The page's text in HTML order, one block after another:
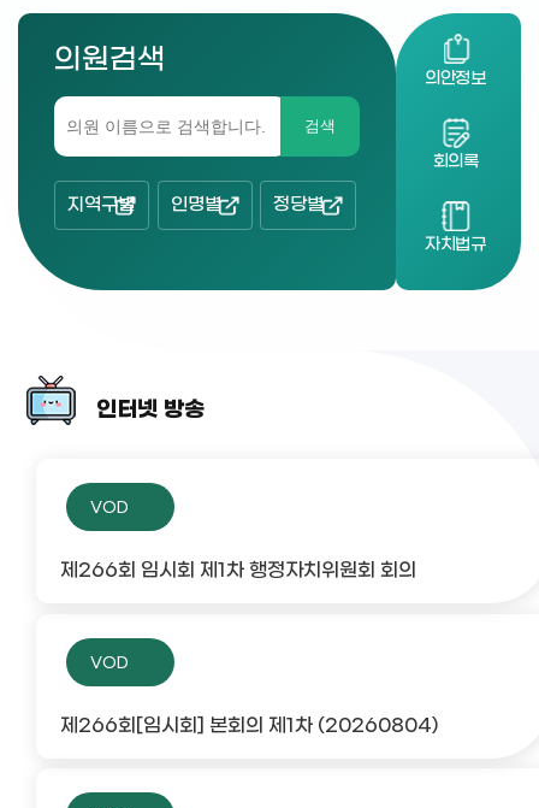
의원검색
검색
지역구별 인명별 정당별
의안정보
회의록
자치법규
인터넷 방송
VOD
제266회 임시회 제1차 행정자치위원회 회의
VOD
제266회[임시회] 본회의 제1차 (20260804)